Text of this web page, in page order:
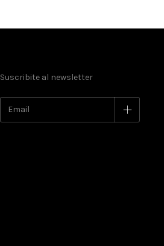
Suscribite al newsletter